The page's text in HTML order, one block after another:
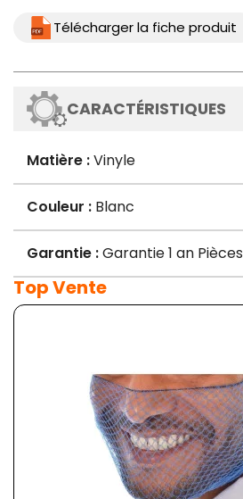
Télécharger la fiche produit
CARACTÉRISTIQUES
Matière :Vinyle
Couleur : Blanc
Garantie :Garantie 1 an Pièces
Top Vente